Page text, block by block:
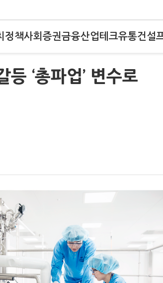
정책사회 증권금융산업테크유통건설
‘총파업’ 변수로